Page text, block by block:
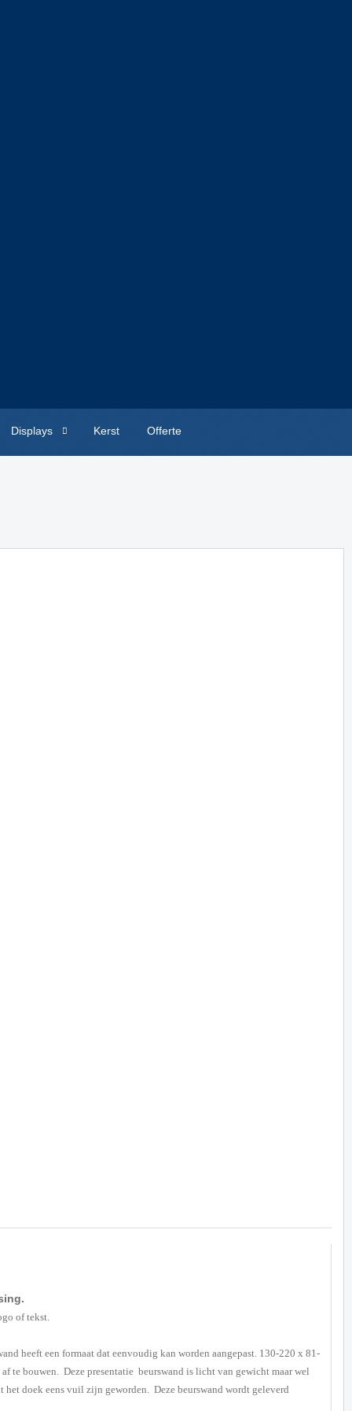
Displays Kerst Offerte
of tekst.
heeft een formaat dat eenvoudig kan worden aangepast. 130-220 x 81-
te bouwen. Deze presentatie beurswand is licht van gewicht maar wel
doek eens vuil zijn geworden. Deze beurswand wordt geleverd